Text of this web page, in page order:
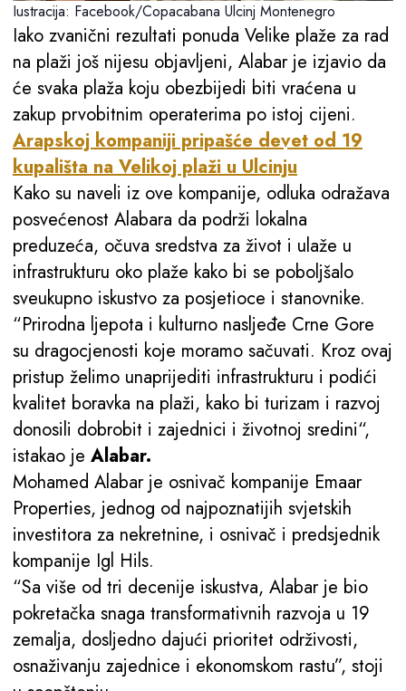
Iustracija: Facebook/Copacabana Ulcinj Montenegro
Iako zvanični rezultati ponuda Velike plaže za rad
na plaži još nijesu objavljeni, Alabar je izjavio da
će svaka plaža koju obezbijedi biti vraćena u
zakup prvobitnim operaterima po istoj cijeni.
Arapskoj kompaniji pripašće devet od 19
kupališta na Velikoj plaži u Ulcinju
Kako su naveli iz ove kompanije, odluka odražava
posvećenost Alabara da podrži lokalna
preduzeća, očuva sredstva za život i ulaže u
infrastrukturu oko plaže kako bi se poboljšalo
sveukupno iskustvo za posjetioce i stanovnike.
“Prirodna ljepota i kulturno nasljeđe Crne Gore
su dragocjenosti koje moramo sačuvati. Kroz ovaj
pristup želimo unaprijediti infrastrukturu i podići
kvalitet boravka na plaži, kako bi turizam i razvoj
donosili dobrobit i zajednici i životnoj sredini“,
istakao je Alabar.
Mohamed Alabar je osnivač kompanije Emaar
Properties, jednog od najpoznatijih svjetskih
investitora za nekretnine, i osnivač i predsjednik
kompanije Igl Hils.
“Sa više od tri decenije iskustva, Alabar je bio
pokretačka snaga transformativnih razvoja u 19
zemalja, dosljedno dajući prioritet održivosti,
osnaživanju zajednice i ekonomskom rastu”, stoji